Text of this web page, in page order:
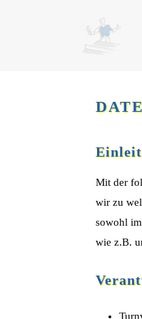
Mit der
wir zu
sowohl
wie z.B.